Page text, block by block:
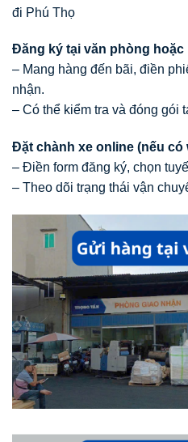
đi Phú Thọ
Đăng ký tại văn phòng hoặc
– Mang hàng đến bãi, điền
nhận.
– Có thể kiểm tra và đóng gói
Đặt chành xe online (nếu
– Điền form đăng ký, chọn
– Theo dõi trạng thái vận